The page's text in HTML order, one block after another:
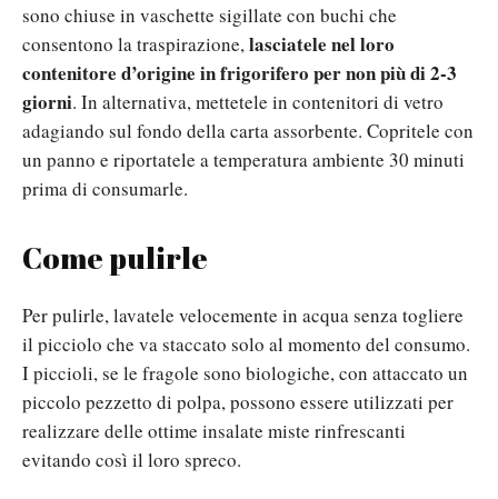
sono chiuse in vaschette sigillate con buchi che
consentono la traspirazione,lasciatele nel loro
contenitore d’origine in frigorifero per non più di 2-3
giorni. In alternativa, mettetele in contenitori di vetro
adagiando sul fondo della carta assorbente. Copritele con
un panno e riportatele a temperatura ambiente 30 minuti
prima di consumarle.
Come pulirle
Per pulirle, lavatele velocemente in acquasenza togliere
il picciolo che va staccato solo al momento del consumo.
I piccioli, se le fragole sono biologiche, con attaccato un
piccolo pezzetto di polpa, possono essere utilizzati per
realizzare delle ottime insalate miste rinfrescanti
evitando così il loro spreco.